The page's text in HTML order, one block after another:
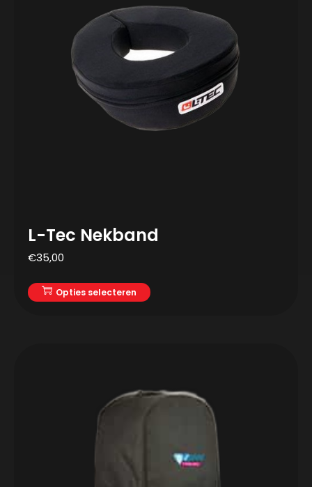
L-Tec Nekband
€35,00
Opties selecteren